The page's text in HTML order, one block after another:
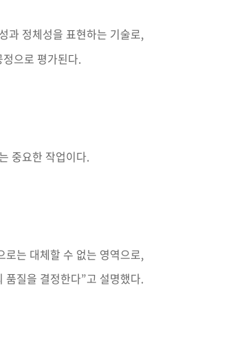
과 정체성을 표현하는 기술로,
으로 평가된다.
중요한 작업이다.
는 대체할 수 없는 영역으로,
품질을 결정한다”고 설명했다.